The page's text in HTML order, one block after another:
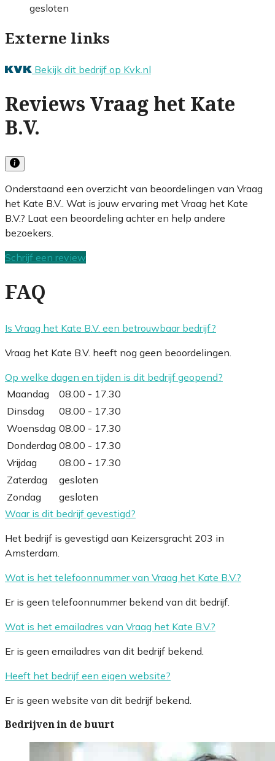
gesloten
Externe links
Bekijk dit bedrijf op Kvk.nl
Reviews Vraag het Kate
B.V.
Onderstaand een overzicht van beoordelingen van Vraag
het Kate B.V.. Wat is jouw ervaring met Vraag het Kate
B.V.? Laat een beoordeling achter en help andere
bezoekers.
Schrijf een review
FAQ
Is Vraag het Kate B.V. een betrouwbaar bedrijf?
Vraag het Kate B.V. heeft nog geen beoordelingen.
Op welke dagen en tijden is dit bedrijf geopend?
Maandag
08.00 - 17.30
Dinsdag
08.00 - 17.30
Woensdag 08.00 - 17.30
Donderdag 08.00 - 17.30
Vrijdag
08.00 - 17.30
Zaterdag
gesloten
Zondag
gesloten
Waar is dit bedrijf gevestigd?
Het bedrijf is gevestigd aan Keizersgracht 203 in
Amsterdam.
Wat is het telefoonnummer van Vraag het Kate B.V.?
Er is geen telefoonnummer bekend van dit bedrijf.
Wat is het emailadres van Vraag het Kate B.V.?
Er is geen emailadres van dit bedrijf bekend.
Heeft het bedrijf een eigen website?
Er is geen website van dit bedrijf bekend.
Bedrijven in de buurt